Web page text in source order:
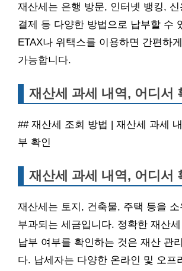
재산세는 은행 방문, 인터넷 뱅킹, 신
결제 등 다양한 방법으로 납부할 수
ETAX나 위택스를 이용하면 간편하
가능합니다.
재산세 과세 내역, 어디서
## 재산세 조회 방법 | 재산세 과세
부 확인
재산세 과세 내역, 어디서
재산세는 토지, 건축물, 주택 등을 소
부과되는 세금입니다. 정확한 재산
납부 여부를 확인하는 것은 재산 관
다. 납세자는 다양한 온라인 및 오프